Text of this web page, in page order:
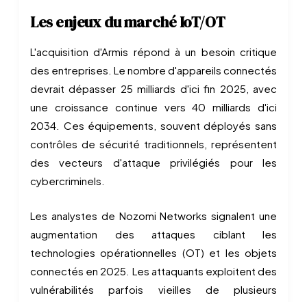
Les enjeux du marché IoT/OT
L'acquisition d'Armis répond à un besoin critique
des entreprises. Le nombre d'appareils connectés
devrait dépasser 25 milliards d'ici fin 2025, avec
une croissance continue vers 40 milliards d'ici
2034. Ces équipements, souvent déployés sans
contrôles de sécurité traditionnels, représentent
des vecteurs d'attaque privilégiés pour les
cybercriminels.
Les analystes de Nozomi Networks signalent une
augmentation des attaques ciblant les
technologies opérationnelles (OT) et les objets
connectés en 2025. Les attaquants exploitent des
vulnérabilités parfois vieilles de plusieurs